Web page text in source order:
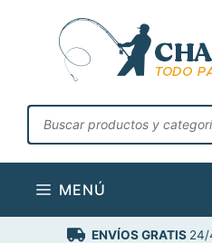
contenido
Búsqueda
de
productos
MENÚ
ENVÍOS GRATIS 24/